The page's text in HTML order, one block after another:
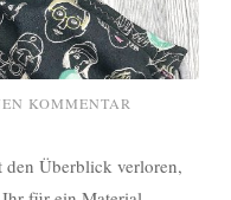
KOMMENTAR
Überblick verloren,